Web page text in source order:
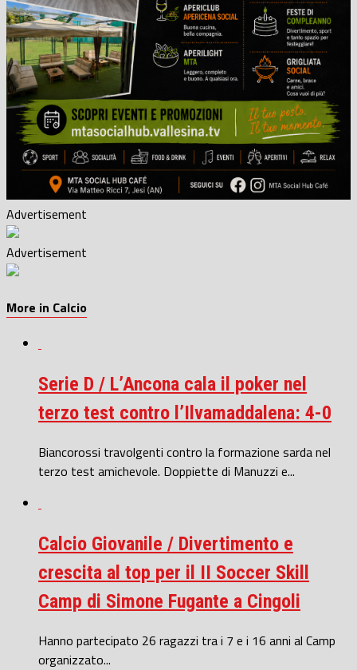
Advertisement
Advertisement
More in Calcio
Serie D / L’Ancona cala il poker nel
terzo test contro l’Ilvamaddalena: 4-0
Biancorossi travolgenti contro la formazione sarda nel
terzo test amichevole. Doppiette di Manuzzi e...
Calcio Giovanile / Divertimento e
crescita al top per il II Soccer Skill
Camp di Simone Fugante a Cingoli
Hanno partecipato 26 ragazzi tra i 7 e i 16 anni al Camp
organizzato...